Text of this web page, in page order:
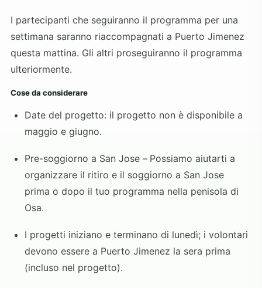
I partecipanti che seguiranno il programma per una
settimana saranno riaccompagnati a Puerto Jimenez
questa mattina. Gli altri proseguiranno il programma
ulteriormente.
Cose da considerare
Date del progetto: il progetto non è disponibile a
maggio e giugno.
Pre-soggiorno a San Jose – Possiamo aiutarti a
organizzare il ritiro e il soggiorno a San Jose
prima o dopo il tuo programma nella penisola di
Osa.
I progetti iniziano e terminano di lunedì; i volontari
devono essere a Puerto Jimenez la sera prima
(incluso nel progetto).